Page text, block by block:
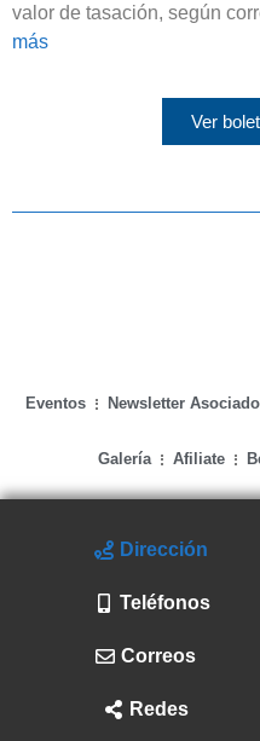
valor de tasación, según
más
Ver
Eventos Newsletter
Galería Afiliate
Dirección
Teléfonos
Correos
Redes